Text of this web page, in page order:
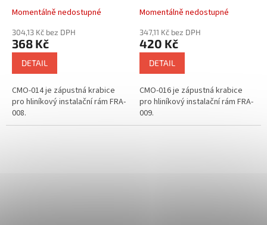
FRA-008
Momentálně nedostupné
304,13 Kč bez DPH
368 Kč
DETAIL
CMO-014 je zápustná krabice
pro hliníkový instalační rám FRA-
008.
009
Momentálně nedostupné
347,11 Kč bez DPH
420 Kč
DETAIL
CMO-016 je zápustná krabice
pro hliníkový instalační rám FRA-
009.